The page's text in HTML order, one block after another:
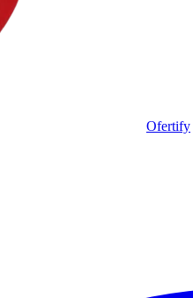
Ofertify